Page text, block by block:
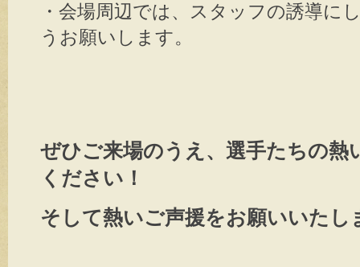
・会場周辺では、スタッフの誘導に
うお願いします。
ぜひご来場のうえ、選手たちの熱
ください！
そして熱いご声援をお願いいたし